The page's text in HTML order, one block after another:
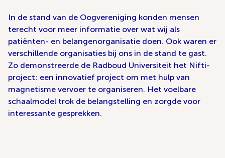
In de stand van de Oogvereniging konden mensen
terecht voor meer informatie over wat wij als
patiënten- en belangenorganisatie doen. Ook waren er
verschillende organisaties bij ons in de stand te gast.
Zo demonstreerde de Radboud Universiteit het Nifti-
project: een innovatief project om met hulp van
magnetisme vervoer te organiseren. Het voelbare
schaalmodel trok de belangstelling en zorgde voor
interessante gesprekken.